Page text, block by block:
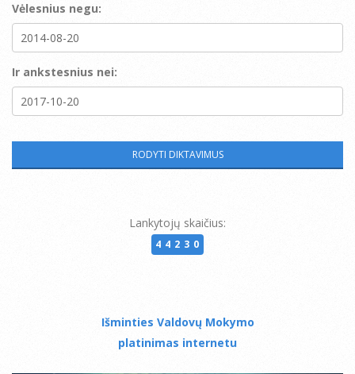
Vėlesnius negu:
Ir ankstesnius nei:
Lankytojų skaičius:
44230
Išminties Valdovų Mokymo
platinimas internetu